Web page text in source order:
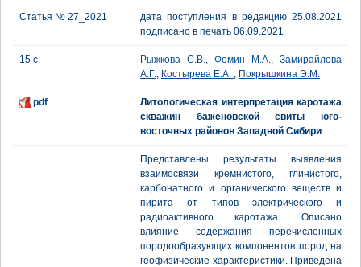
Статья № 27_2021
дата поступления в редакцию 25.08.2021
подписано в печать 06.09.2021
15 с. Рыжкова С.В., Фомин М.А., Замирайлова
А.Г., Костырева Е.А. , Покрышкина Э.М.
pdf
Литологическая интерпретация каротажа
скважин баженовской свиты юго-
восточных районов Западной Сибири
Представлены результаты выявления
взаимосвязи кремнистого, глинистого,
карбонатного и органического веществ и
пирита от типов электрического и
радиоактивного каротажа. Описано
влияние содержания перечисленных
породообразующих компонентов пород на
геофизические характеристики. Приведена